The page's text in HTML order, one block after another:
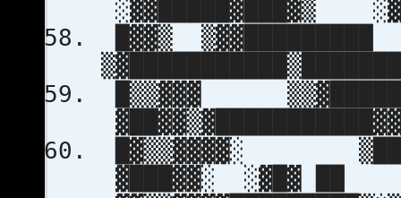
░▓▓█████▓███▓▒
█▓▓▒
█▒▒▓▓▓
█▓▒▒▓▓▓▓░
▓███▓▓░ ░▓█▓